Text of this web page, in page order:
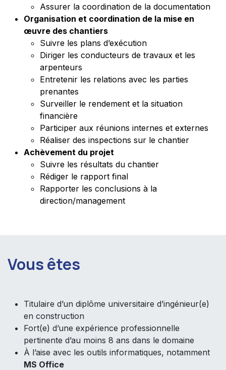
Assurer la coordination de la documentation
Organisation et coordination de la mise en
œuvre des chantiers
Suivre les plans d’exécution
Diriger les conducteurs de travaux et les
arpenteurs
Entretenir les relations avec les parties
prenantes
Surveiller le rendement et la situation
financière
Participer aux réunions internes et externes
Réaliser des inspections sur le chantier
Achèvement du projet
Suivre les résultats du chantier
Rédiger le rapport final
Rapporter les conclusions à la
direction/management
Vous êtes
Titulaire d’un diplôme universitaire d’ingénieur(e)
en construction
Fort(e) d’une expérience professionnelle
pertinente d’au moins 8 ans dans le domaine
À l’aise avec les outils informatiques, notamment
MS Office